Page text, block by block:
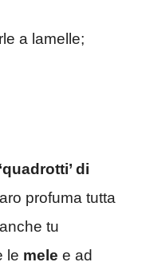
a lamelle;
‘quadrotti’ di
profuma tutta
tu
le mele e ad